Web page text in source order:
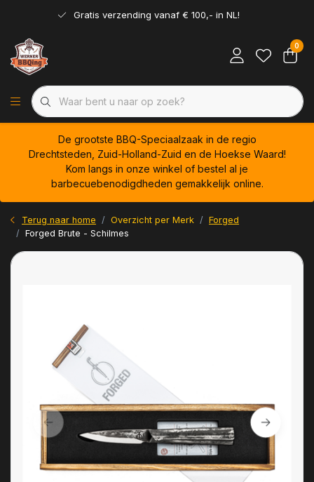
Gratis verzending vanaf € 100,- in NL!
0
De grootste BBQ-Speciaalzaak in de regio
Drechtsteden, Zuid-Holland-Zuid en de Hoekse Waard!
Kom langs in onze winkel of bestel al je
barbecuebenodigdheden gemakkelijk online.
Terug naar home Overzicht per Merk
Forged
Forged Brute - Schilmes